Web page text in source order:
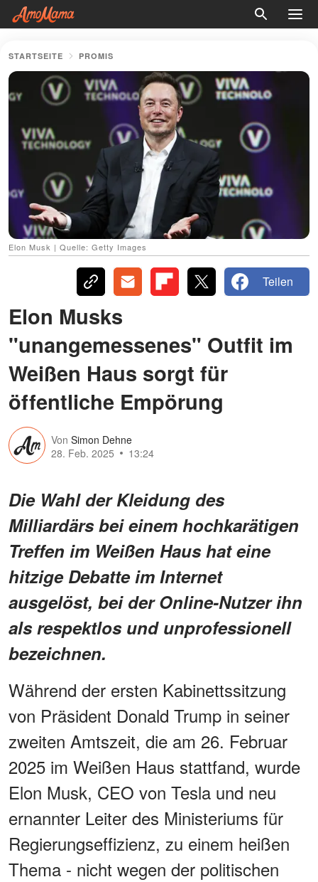
STARTSEITE PROMIS
Elon Musk | Quelle: Getty Images
Teilen
Elon Musks
"unangemessenes" Outfit im
Weißen Haus sorgt für
öffentliche Empörung
Von Simon Dehne
28. Feb. 2025
13:24
Die Wahl der Kleidung des
Milliardärs bei einem hochkarätigen
Treffen im Weißen Haus hat eine
hitzige Debatte im Internet
ausgelöst, bei der Online-Nutzer ihn
als respektlos und unprofessionell
bezeichnen.
Während der ersten Kabinettssitzung
von Präsident Donald Trump in seiner
zweiten Amtszeit, die am 26. Februar
2025 im Weißen Haus stattfand, wurde
Elon Musk, CEO von Tesla und neu
ernannter Leiter des Ministeriums für
Regierungseffizienz, zu einem heißen
Thema - nicht wegen der politischen